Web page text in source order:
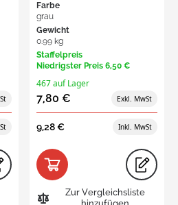
Farbe
grau
Gewicht
0.99 kg
Staffelpreis
Niedrigster Preis 6,50 €
467 auf Lager
7,80 €
9,28 €
Zur Vergleichsliste